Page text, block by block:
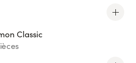
Classic